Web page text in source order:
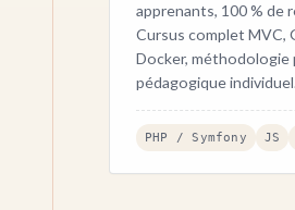
apprenants, 100 % de
Cursus complet MVC,
Docker, méthodologie
pédagogique
PHP / Symfony JS